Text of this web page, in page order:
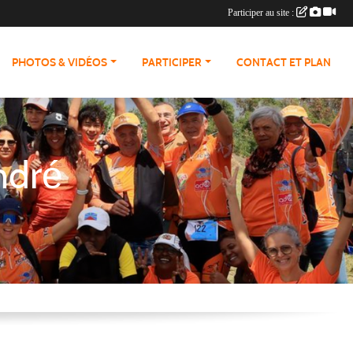
PHOTOS & VIDÉOS PARTICIPER CONTACT ET PLAN
Participer au site :